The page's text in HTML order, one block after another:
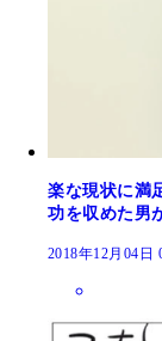
楽な現状に満
功を収めた男
2018年12月04日